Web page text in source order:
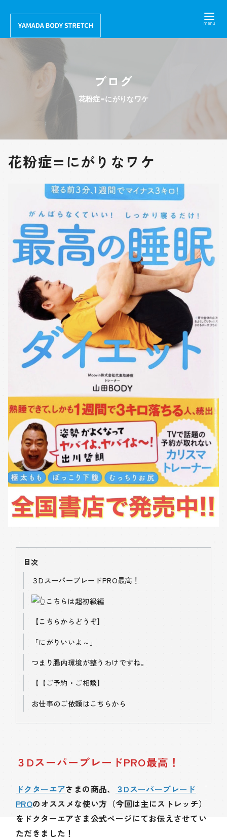
テ
ブログ
花粉症=にがりなワケ
花粉症=にがりなワケ
目次
３DスーパーブレードPRO最高！
こちらは超初級編
【こちらからどうぞ】
「にがりいいよ～」
つまり腸内環境が整うわけですね。
【 【ご予約・ご相談】
お仕事のご依頼はこちらから
３DスーパーブレードPRO最高！
ドクターエアさまの商品、
３Dスーパーブレード
PROのオススメな使い方（今回は主にストレッチ）
をドクターエアさま公式ページにてお伝えさせてい
ただきました！